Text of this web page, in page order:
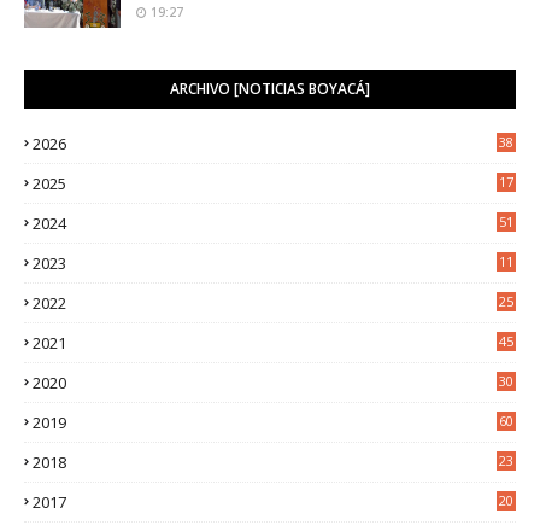
19:27
ARCHIVO [NOTICIAS BOYACÁ]
2026 38
2025
17
2024 51
2023
11
2022
25
2021
45
2020
30
2019 60
2018
23
2017
20